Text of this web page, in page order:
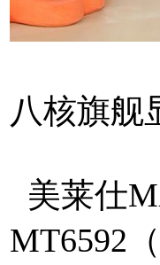
八核旗舰
美莱仕
MT6592（